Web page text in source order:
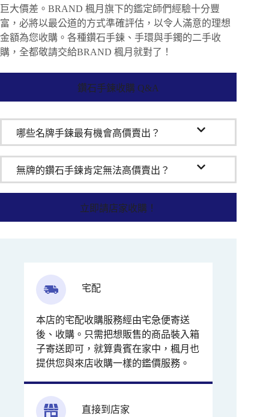
巨大價差。BRAND 楓月旗下的鑑定師們經驗十分豐
富，必將以最公道的方式準確評估，以令人滿意的理想
金額為您收購。各種鑽石手鍊、手環與手鐲的二手收
購，全都敬請交給BRAND 楓月就對了！
鑽石手鍊收購 Q&A
哪些名牌手鍊最有機會高價賣出？
無牌的鑽石手鍊肯定無法高價賣出？
立即請店家收購！
宅配
本店的宅配收購服務經由宅急便寄送
後、收購。只需把想販售的商品裝入箱
子寄送即可，就算貴賓在家中，楓月也
提供您與來店收購一樣的鑑價服務。
直接到店家